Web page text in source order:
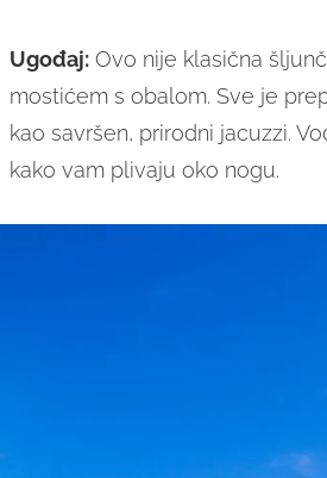
Ugođaj:Ovo nije klasična
mostićem s obalom. Sve je
kao savršen, prirodni jacuzzi.
kako vam plivaju oko nogu.